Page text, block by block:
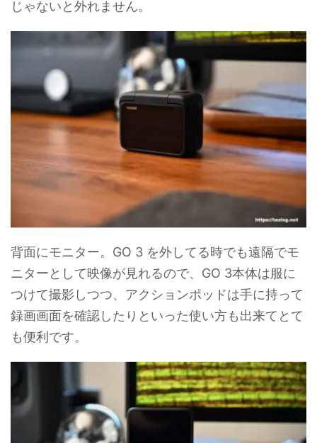
じゃないと外れません。
背面にモニター。GO 3 を外してる時でも遠隔でモ
ニターとして映像が見れるので、GO 3本体は服に
つけて撮影しつつ、アクションポッドは手に持って
録画画面を確認したりといった使い方も出来てとて
も便利です。